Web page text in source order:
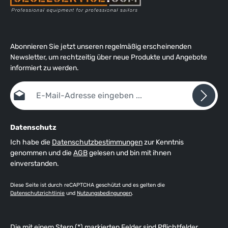
an die Bedingungen des jeweiligen Tages anpassen!"
Lieferung incl. auslösbarer Safety-Hakenplatte. Tip: Bestellen
passende Produkte").
Abonnieren Sie jetzt unseren regelmäßig erscheinenden
Newsletter, um rechtzeitig über neue Produkte und Angebote
informiert zu werden.
E-Mail-Adresse*
Datenschutz
Ich habe die Datenschutzbestimmungenzur Kenntnis
genommen und dieAGBgelesen und bin mit ihnen
einverstanden.
Diese Seite ist durch reCAPTCHA geschützt und es gelten die
Datenschutzrichtlinie und Nutzungsbedingungen.